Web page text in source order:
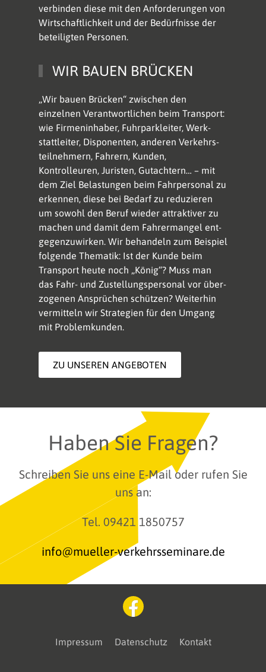
verbinden diese mit den Anforderungen von
Wirt­schaft­lichkeit und der Be­dürf­nisse der
beteiligten Personen.
WIR BAUEN BRÜCKEN
„Wir bauen Brücken“ zwischen den
einzelnen Verantwortlichen beim Trans­port:
wie Firmen­in­ha­ber, Fuhrparkleiter, Werk­
statt­lei­ter, Dispo­nen­ten, an­deren Ver­kehrs­
teilnehmern, Fahrern, Kun­den,
Kontrolleuren, Ju­ris­ten, Gut­achtern… – mit
dem Ziel Be­las­tungen beim Fahrpersonal zu
er­kennen, diese bei Bedarf zu redu­zieren
um sowohl den Beruf wie­der attraktiver zu
ma­chen und damit dem Fahrermangel ent­
ge­gen­zuwirken. Wir behandeln zum Beispiel
fol­gen­de Thematik: Ist der Kunde beim
Trans­port heute noch „König“? Muss man
das Fahr- und Zu­stellungs­per­so­nal vor über­
zogenen Ansprüchen schützen? Weiterhin
vermitteln wir Stra­te­gien für den Umgang
mit Pro­blem­kunden.
ZU UNSEREN ANGEBOTEN
Haben Sie Fragen?
Schreiben Sie uns eine E-Mail oder rufen Sie
uns an:
Tel. 09421 1850757
info@mueller-verkehrsseminare.de
Impressum Datenschutz Kontakt